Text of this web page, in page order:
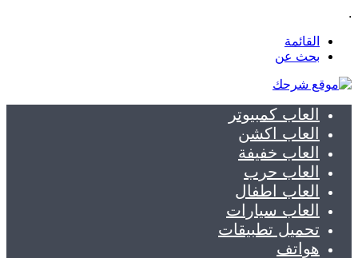
.
القائمة
بحث عن
العاب كمبيوتر
العاب اكشن
العاب خفيفة
العاب حرب
العاب اطفال
العاب سيارات
تحميل تطبيقات
هواتف